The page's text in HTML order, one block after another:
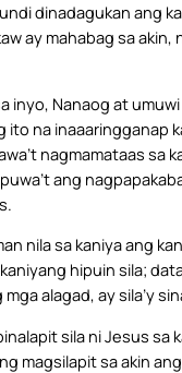
dinadagukan ang
ay mahabag sa akin,
inyo, Nanaog at
ito na inaaaringganap
nagmamataas sa
ang
nila sa kaniya ang
hipuin sila;
alagad, ay sila’y
sila ni Jesus sa
magsilapit sa akin